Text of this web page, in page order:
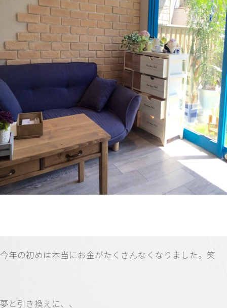
今年の初めは本当にお金がたくさんなくなりました。笑
夢と引き換えに、、